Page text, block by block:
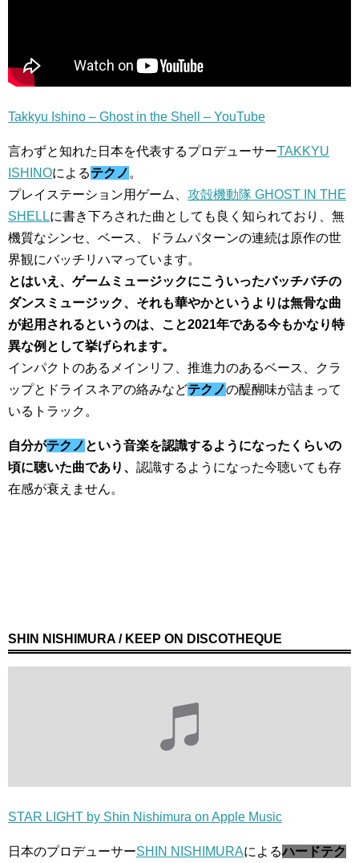
Takkyu Ishino – Ghost in the Shell – YouTube
言わずと知れた日本を代表するプロデューサーTAKKYU
ISHINOによるテクノ 。
プレイステーション用ゲーム、 攻殻機動隊 GHOST IN THE
SHELLに書き下ろされた曲としても良く知られており、無
機質なシンセ、ベース、ドラムパターンの連続は原作の世
界観にバッチリハマっています。
とはいえ、ゲームミュージックにこういったバッチバチの
ダンスミュージック、それも華やかというよりは無骨な曲
が起用されるというのは、こと2021年である今もかなり特
異な例として挙げられます。
インパクトのあるメインリフ、推進力のあるベース、クラ
ップとドライスネアの絡みなどテクノの醍醐味が詰まって
いるトラック。
自分がテクノ という音楽を認識するようになったくらいの
頃に聴いた曲であり、 認識するようになった今聴いても存
在感が衰えません。
SHIN NISHIMURA / KEEP ON DISCOTHEQUE
STAR LIGHT by Shin Nishimura on Apple Music
日本のプロデューサーSHIN NISHIMURAによるハードテク